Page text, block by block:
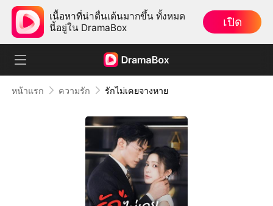
เนื้อหาที่น่าตื่นเต้นมากขึ้น ทั้งหมด
นี้อยู่ใน DramaBox
เปิด
หน้าแรก ความรัก รักไม่เคยจางหาย